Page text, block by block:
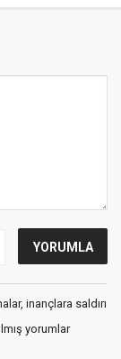
inançlara saldırı
yorumlar